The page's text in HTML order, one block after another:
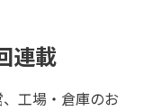
連載
工場・倉庫のお